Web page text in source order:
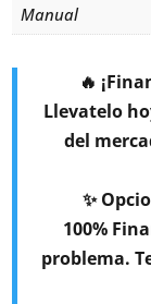
Manual
🔥
Llevatelo
del
✨
100%
problema.